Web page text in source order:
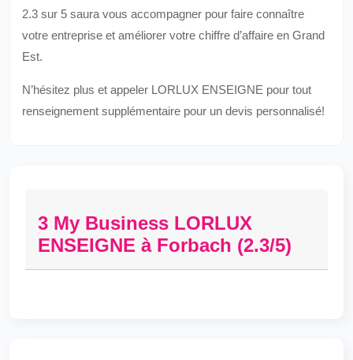
2.3 sur 5 saura vous accompagner pour faire connaître
votre entreprise et améliorer votre chiffre d’affaire en Grand
Est.
N’hésitez plus et appeler LORLUX ENSEIGNE pour tout
renseignement supplémentaire pour un devis personnalisé!
3 My Business LORLUX
ENSEIGNE à Forbach (2.3/5)